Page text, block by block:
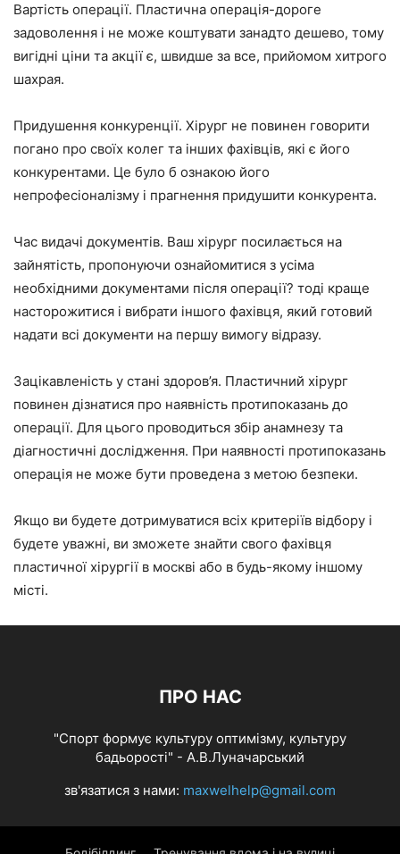
Вартість операції. Пластична операція-дороге
задоволення і не може коштувати занадто дешево, тому
вигідні ціни та акції є, швидше за все, прийомом хитрого
шахрая.
Придушення конкуренції. Хірург не повинен говорити
погано про своїх колег та інших фахівців, які є його
конкурентами. Це було б ознакою його
непрофесіоналізму і прагнення придушити конкурента.
Час видачі документів. Ваш хірург посилається на
зайнятість, пропонуючи ознайомитися з усіма
необхідними документами після операції? тоді краще
насторожитися і вибрати іншого фахівця, який готовий
надати всі документи на першу вимогу відразу.
Зацікавленість у стані здоров’я. Пластичний хірург
повинен дізнатися про наявність протипоказань до
операції. Для цього проводиться збір анамнезу та
діагностичні дослідження. При наявності протипоказань
операція не може бути проведена з метою безпеки.
Якщо ви будете дотримуватися всіх критеріїв відбору і
будете уважні, ви зможете знайти свого фахівця
пластичної хірургії в москві або в будь-якому іншому
місті.
ПРО НАС
"Спорт формує культуру оптимізму, культуру
бадьорості" - А.В.Луначарський
зв'язатися з нами: maxwelhelp@gmail.com